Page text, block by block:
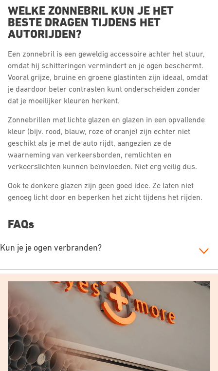
WELKE ZONNEBRIL KUN JE HET
BESTE DRAGEN TIJDENS HET
AUTORIJDEN?
Een zonnebril is een geweldig accessoire achter het stuur,
omdat hij schitteringen vermindert en je ogen beschermt.
Vooral grijze, bruine en groene glastinten zijn ideaal, omdat
je daardoor beter contrasten kunt onderscheiden zonder
dat je moeilijker kleuren herkent.
Zonnebrillen met lichte glazen en glazen in een opvallende
kleur (bijv. rood, blauw, roze of oranje) zijn echter niet
geschikt als je met de auto rijdt, aangezien ze de
waarneming van verkeersborden, remlichten en
verkeerslichten kunnen beïnvloeden. Niet erg veilig dus.
Ook te donkere glazen zijn geen goed idee. Ze laten niet
genoeg licht door en beperken het zicht tijdens het rijden.
FAQs
Kun je je ogen verbranden?